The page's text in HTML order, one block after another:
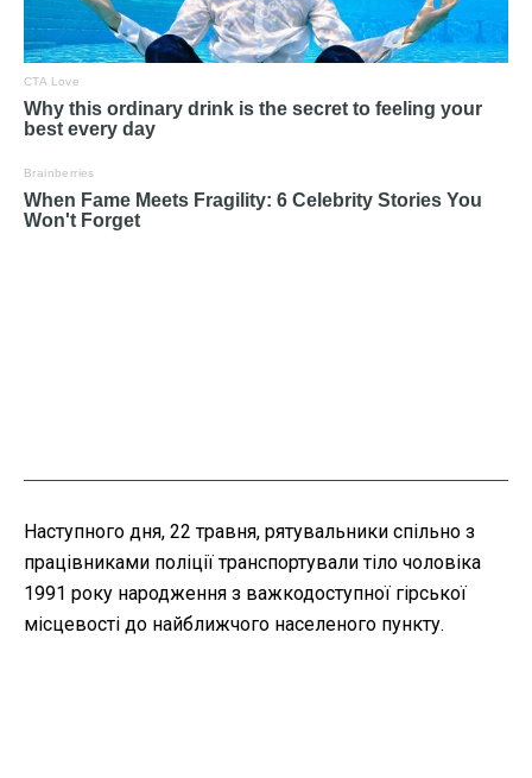
Наступного дня, 22 травня, рятувальники спільно з
працівниками поліції транспортували тіло чоловіка
1991 року народження з важкодоступної гірської
місцевості до найближчого населеного пункту.